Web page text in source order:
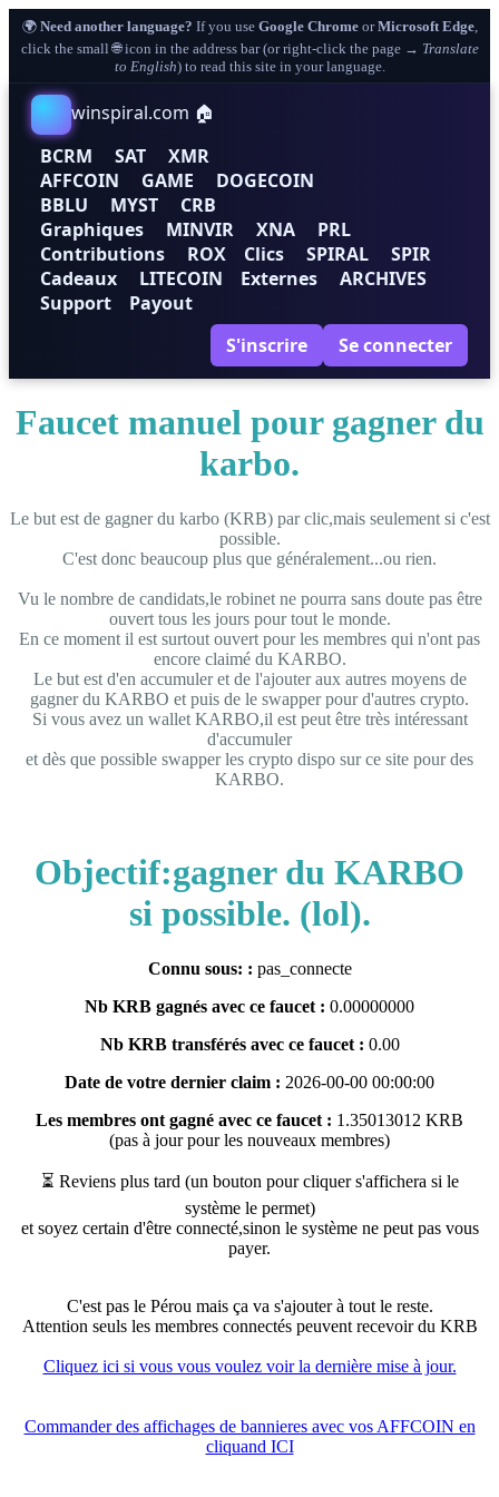
🌍 Need another language? If you use Google ChromeorMicrosoft Edge,
click the small 🌐 icon in the address bar (or right-click the page → Translate
to English) to read this site in your language.
winspiral.com 🏠
BCRM
SAT
XMR
AFFCOIN
GAME
DOGECOIN
BBLU
MYST
CRB
Graphiques
MINVIR XNA
PRL
Contributions
ROX Clics SPIRAL
SPIR
Cadeaux
LITECOIN Externes
ARCHIVES
Support
Payout
S'inscrire
Se connecter
Faucet manuel pour gagner du
karbo.
Le but est de gagner du karbo (KRB) par clic,mais seulement si c'est
possible.
C'est donc beaucoup plus que généralement...ou rien.
Vu le nombre de candidats,le robinet ne pourra sans doute pas être
ouvert tous les jours pour tout le monde.
En ce moment il est surtout ouvert pour les membres qui n'ont pas
encore claimé du KARBO.
Le but est d'en accumuler et de l'ajouter aux autres moyens de
gagner du KARBO et puis de le swapper pour d'autres crypto.
Si vous avez un wallet KARBO,il est peut être très intéressant
d'accumuler
et dès que possible swapper les crypto dispo sur ce site pour des
KARBO.
Objectif:gagner du KARBO
si possible. (lol).
Connu sous: : pas_connecte
Nb KRB gagnés avec ce faucet : 0.00000000
Nb KRB transférés avec ce faucet : 0.00
Date de votre dernier claim : 2026-00-00 00:00:00
Les membres ont gagné avec ce faucet : 1.35013012 KRB
(pas à jour pour les nouveaux membres)
⏳ Reviens plus tard (un bouton pour cliquer s'affichera si le
système le permet)
et soyez certain d'être connecté,sinon le système ne peut pas vous
payer.
C'est pas le Pérou mais ça va s'ajouter à tout le reste.
Attention seuls les membres connectés peuvent recevoir du KRB
Cliquez ici si vous vous voulez voir la dernière mise à jour.
Commander des affichages de bannieres avec vos AFFCOIN en
cliquand ICI